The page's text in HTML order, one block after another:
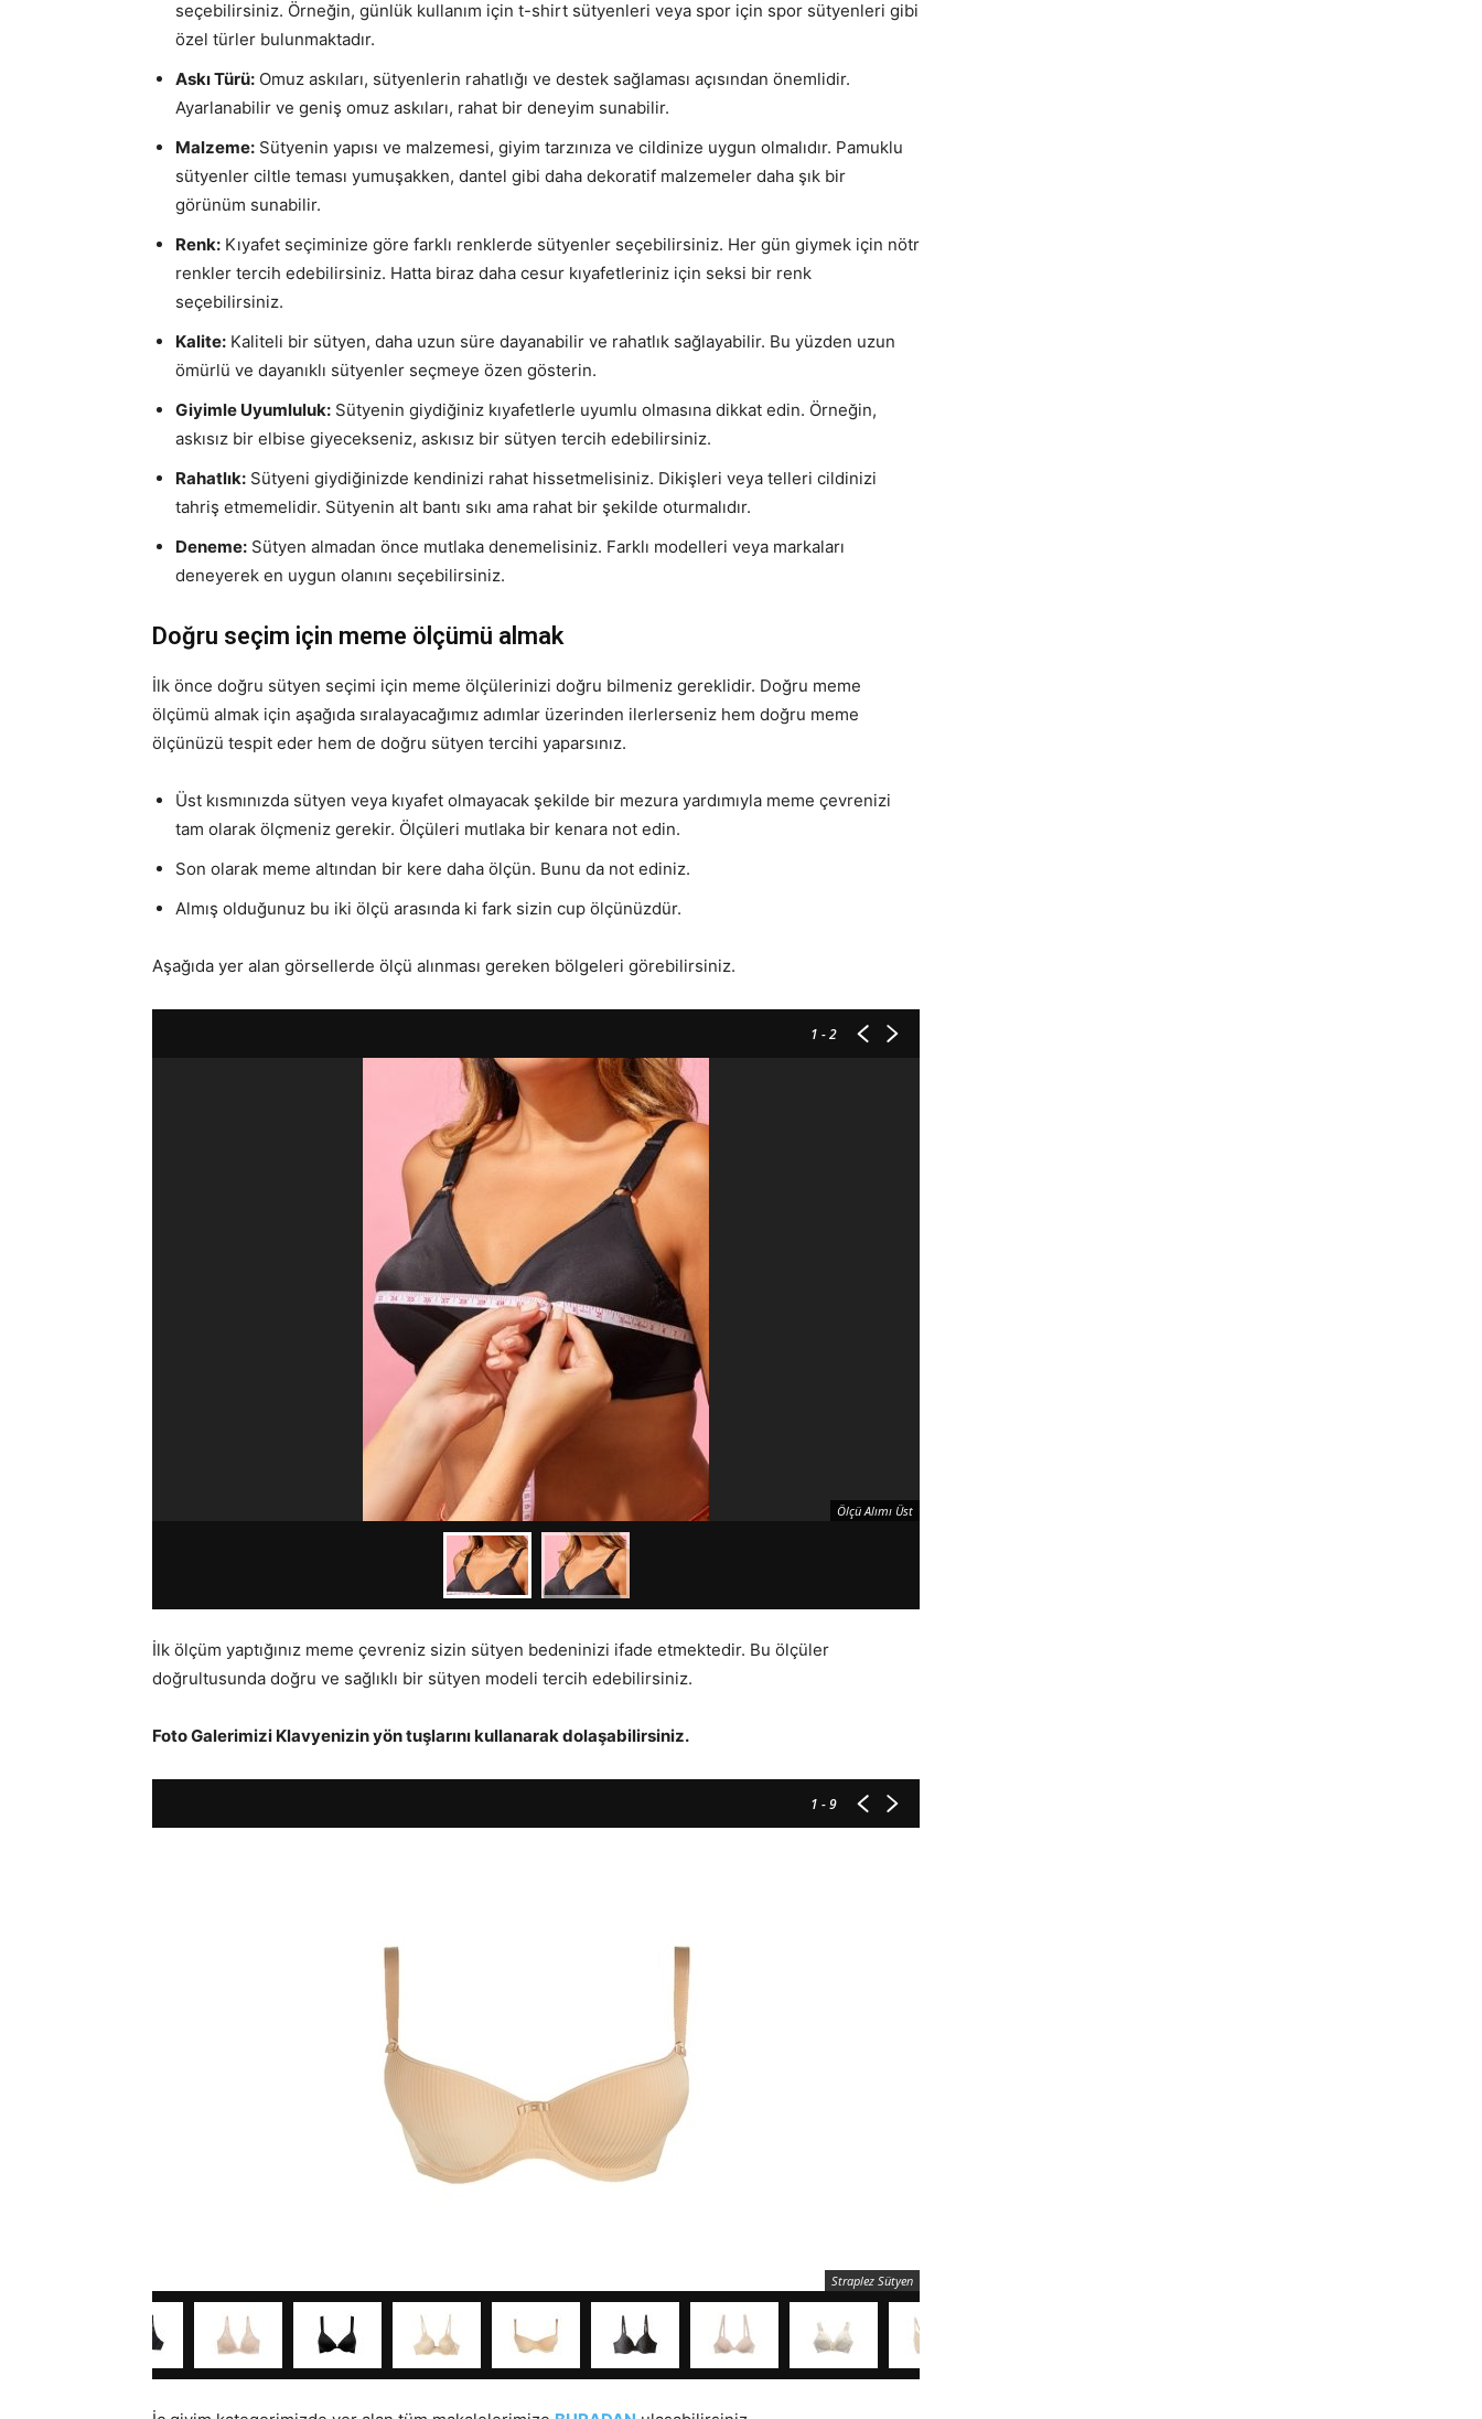
seçebilirsiniz. Örneğin, günlük kullanım için t-shirt sütyenleri veya spor için spor sütyenleri gibi
özel türler bulunmaktadır.
Askı Türü: Omuz askıları, sütyenlerin rahatlığı ve destek sağlaması açısından önemlidir.
Ayarlanabilir ve geniş omuz askıları, rahat bir deneyim sunabilir.
Malzeme: Sütyenin yapısı ve malzemesi, giyim tarzınıza ve cildinize uygun olmalıdır. Pamuklu
sütyenler ciltle teması yumuşakken, dantel gibi daha dekoratif malzemeler daha şık bir
görünüm sunabilir.
Renk: Kıyafet seçiminize göre farklı renklerde sütyenler seçebilirsiniz. Her gün giymek için nötr
renkler tercih edebilirsiniz. Hatta biraz daha cesur kıyafetleriniz için seksi bir renk
seçebilirsiniz.
Kalite: Kaliteli bir sütyen, daha uzun süre dayanabilir ve rahatlık sağlayabilir. Bu yüzden uzun
ömürlü ve dayanıklı sütyenler seçmeye özen gösterin.
Giyimle Uyumluluk: Sütyenin giydiğiniz kıyafetlerle uyumlu olmasına dikkat edin. Örneğin,
askısız bir elbise giyecekseniz, askısız bir sütyen tercih edebilirsiniz.
Rahatlık: Sütyeni giydiğinizde kendinizi rahat hissetmelisiniz. Dikişleri veya telleri cildinizi
tahriş etmemelidir. Sütyenin alt bantı sıkı ama rahat bir şekilde oturmalıdır.
Deneme: Sütyen almadan önce mutlaka denemelisiniz. Farklı modelleri veya markaları
deneyerek en uygun olanını seçebilirsiniz.
Doğru seçim için meme ölçümü almak
İlk önce doğru sütyen seçimi için meme ölçülerinizi doğru bilmeniz gereklidir. Doğru meme
ölçümü almak için aşağıda sıralayacağımız adımlar üzerinden ilerlerseniz hem doğru meme
ölçünüzü tespit eder hem de doğru sütyen tercihi yaparsınız.
Üst kısmınızda sütyen veya kıyafet olmayacak şekilde bir mezura yardımıyla meme çevrenizi
tam olarak ölçmeniz gerekir. Ölçüleri mutlaka bir kenara not edin.
Son olarak meme altından bir kere daha ölçün. Bunu da not ediniz.
Almış olduğunuz bu iki ölçü arasında ki fark sizin cup ölçünüzdür.
Aşağıda yer alan görsellerde ölçü alınması gereken bölgeleri görebilirsiniz.
1 - 2
Ölçü Alımı Üst
İlk ölçüm yaptığınız meme çevreniz sizin sütyen bedeninizi ifade etmektedir. Bu ölçüler
doğrultusunda doğru ve sağlıklı bir sütyen modeli tercih edebilirsiniz.
Foto Galerimizi Klavyenizin yön tuşlarını kullanarak dolaşabilirsiniz.
1 - 9
Straplez Sütyen